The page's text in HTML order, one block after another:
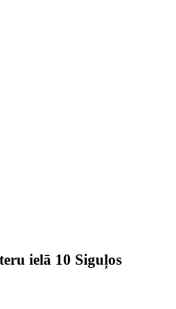
ielā 10 Siguļos